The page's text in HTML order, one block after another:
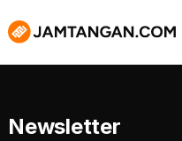
Newsletter